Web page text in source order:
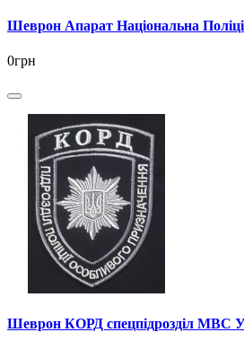
Шеврон Апарат Національна
0грн
Шеврон КОРД спецпідрозділ МВС